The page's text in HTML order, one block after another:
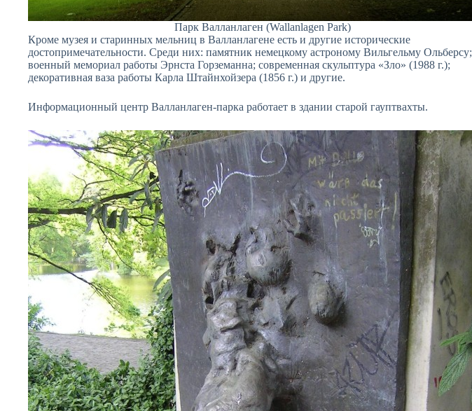
Парк Валланлаген (Wallanlagen Park)
Кроме музея и старинных мельниц в Валланлагене есть и другие исторические
достопримечательности. Среди них: памятник немецкому астроному Вильгельму Ольберсу;
военный мемориал работы Эрнста Горземанна; современная скульптура «Зло» (1988 г.);
декоративная ваза работы Карла Штайнхойзера (1856 г.) и другие.
Информационный центр Валланлаген-парка работает в здании старой гауптвахты.